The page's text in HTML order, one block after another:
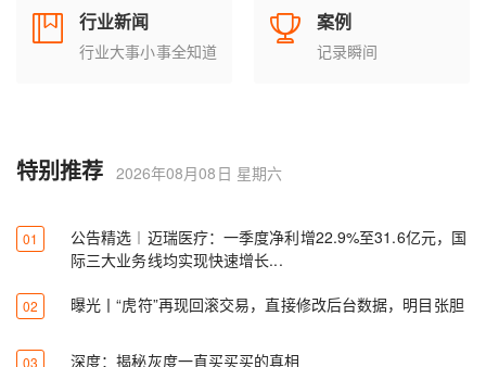
行业新闻
行业大事小事全知道
案例
记录瞬间
特别推荐 2026年08月08日 星期六
01
公告精选︱迈瑞医疗：一季度净利增22.9%至31.6亿元，国
际三大业务线均实现快速增长...
02 曝光丨“虎符”再现回滚交易，直接修改后台数据，明目张胆
03 深度：揭秘灰度一直买买买的真相